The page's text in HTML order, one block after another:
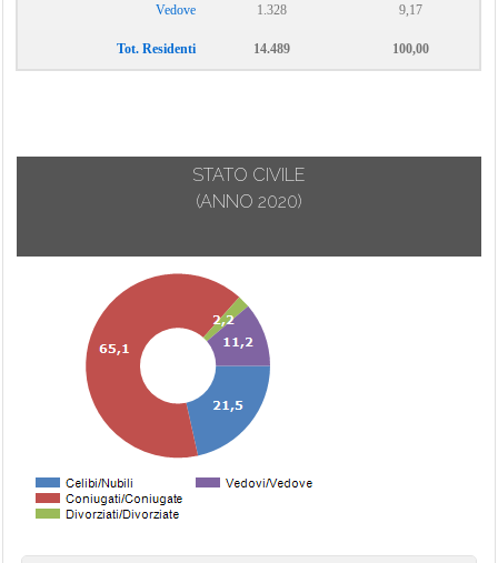
Vedove 1.328 9,17
Tot. Residenti 14.489 100,00
STATO CIVILE
(ANNO 2020)